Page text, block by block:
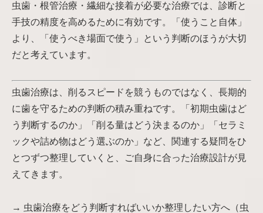
虫歯・根管治療・繊細な接着が必要な治療では、診断と
手技の精度を高めるために有効です。「使うこと自体」
より、「使うべき場面で使う」という判断のほうが大切
だと考えています。
虫歯治療は、削るスピードを競うものではなく、長期的
に歯を守るための判断の積み重ねです。「初期虫歯はど
う判断するのか」「削る量はどう決まるのか」「セラミ
ックや詰め物はどう選ぶのか」など、関連する疑問をひ
とつずつ整理していくと、ご自身に合った治療設計が見
えてきます。
→ 虫歯治療をどう判断すればいいか整理したい方へ（虫